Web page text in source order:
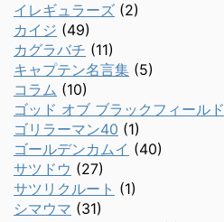
イレギュラーズ (2)
カイジ (49)
カグラバチ (11)
キャプテン名言集 (5)
コラム (10)
ゴッド オブ ブラックフィールド
ゴリラーマン40 (1)
ゴールデンカムイ (40)
サツドウ (27)
サツリクルート (1)
シマウマ (31)